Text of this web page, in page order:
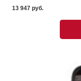
13 947 pуб.